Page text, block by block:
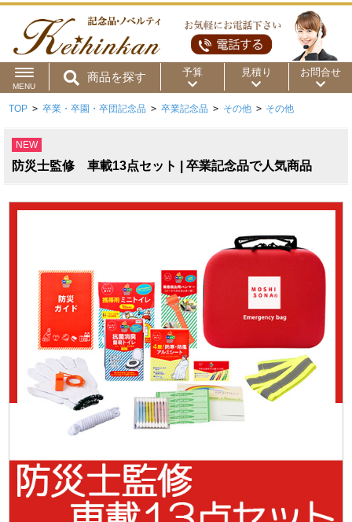
MENU
商品を探す 予算
用途から
商品カテゴリ
～50円 ～100円 ～200円
～300円 ～500円 ～1,000円
～2,000円 ～5,000円 ～10,000円
～20,000円 ～30,000円
～50,000円
見積り お問合せ
TOP > 卒業・卒園・卒団記念品 > 卒業記念品 > その他 > その他
NEW
防災士監修 車載13点セット | 卒業記念品で人気商品